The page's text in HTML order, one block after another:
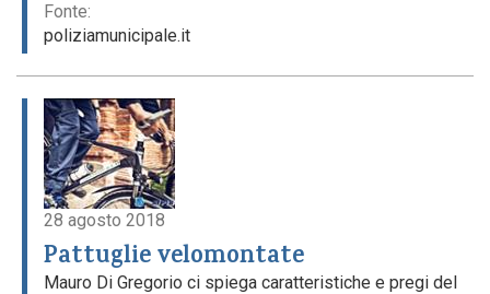
Fonte:
poliziamunicipale.it
28 agosto 2018
Pattuglie velomontate
Mauro Di Gregorio ci spiega caratteristiche e pregi del